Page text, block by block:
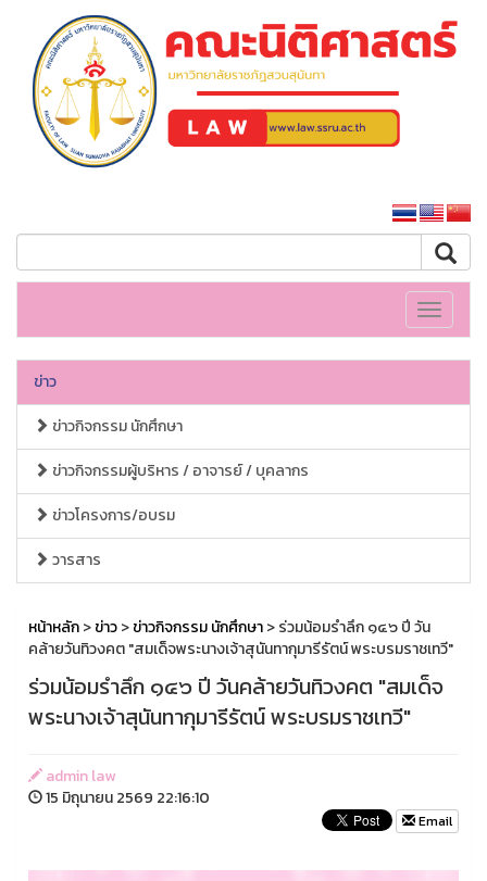
Toggle
ข่าว
ข่าวกิจกรรม นักศึกษา
ข่าวกิจกรรมผู้บริหาร / อาจารย์ / บุคลากร
ข่าวโครงการ/อบรม
วารสาร
หน้าหลัก>ข่าว>ข่าวกิจกรรม นักศึกษา> ร่วมน้อมรำลึก ๑๔๖ ปี วัน
คล้ายวันทิวงคต "สมเด็จพระนางเจ้าสุนันทากุมารีรัตน์ พระบรมราชเทวี"
ร่วมน้อมรำลึก ๑๔๖ ปี วันคล้ายวันทิวงคต "สมเด็จ
พระนางเจ้าสุนันทากุมารีรัตน์ พระบรมราชเทวี"
admin law
15 มิถุนายน 2569 22:16:10
Email